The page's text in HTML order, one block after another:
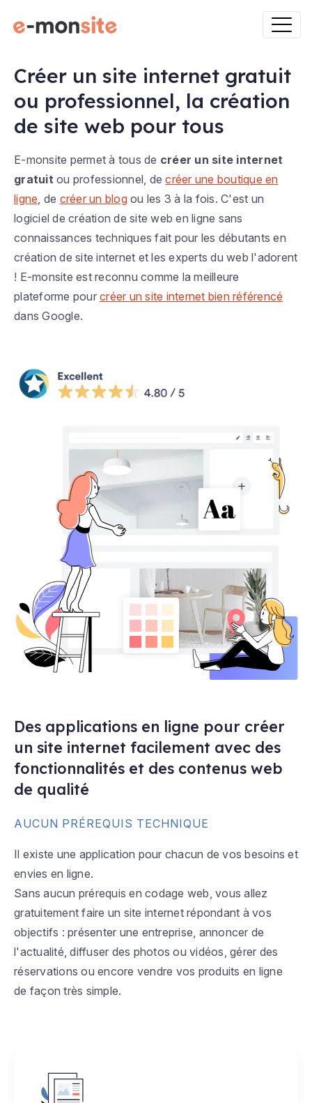
Créer un site internet gratuit
ou professionnel, la création
de site web pour tous
E-monsite permet à tous de créer un site internet
gratuit ou professionnel, decréer une boutique en
ligne , de créer un blogou les 3 à la fois. C'est un
logiciel de création de site web en ligne sans
connaissances techniques fait pour les débutants en
création de site internet et les experts du web l'adorent
! E-monsite est reconnu comme la meilleure
plateforme pour créer un site internet bien référencé
dans Google.
Des applications en ligne pour créer
un site internet facilement avec des
fonctionnalités et des contenus web
de qualité
AUCUN PRÉREQUIS TECHNIQUE
Il existe une application pour chacun de vos besoins et
envies en ligne.
Sans aucun prérequis en codage web, vous allez
gratuitement faire un site internet répondant à vos
objectifs : présenter une entreprise, annoncer de
l'actualité, diffuser des photos ou vidéos, gérer des
réservations ou encore vendre vos produits en ligne
de façon très simple.